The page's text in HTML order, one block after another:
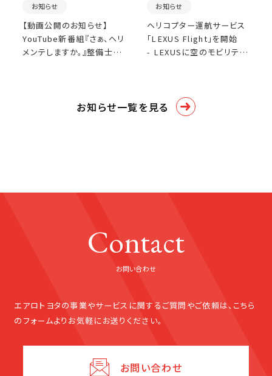
お知らせ
【動画公開のお知らせ】
YouTube新番組『さぁ、ヘリ
メンテしますか。』整備士の
お知らせ
ヘリコプター運航サービス
「LEXUS Flight」を開始
- LEXUSに空のモビリティ
お知らせ一覧を見る
Contact
お問い合わせ
エアロトヨタの事業やサービスに関する ご質問やご依頼は、こちら
のフォームよりお気軽にお送りください。
お問い合わせ